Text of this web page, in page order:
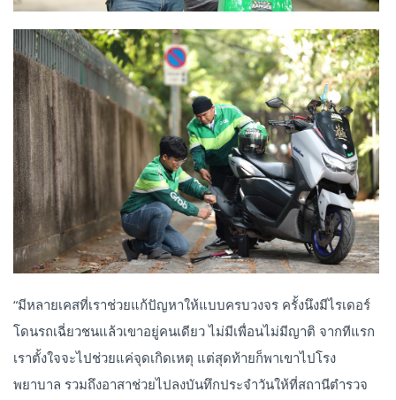
“มีหลายเคสที่เราช่วยแก้ปัญหาให้แบบครบวงจร ครั้งนึงมีไรเดอร์
โดนรถเฉี่ยวชนแล้วเขาอยู่คนเดียว ไม่มีเพื่อนไม่มีญาติ จากทีแรก
เราตั้งใจจะไปช่วยแค่จุดเกิดเหตุ แต่สุดท้ายก็พาเขาไปโรง
พยาบาล รวมถึงอาสาช่วยไปลงบันทึกประจำวันให้ที่สถานีตำรวจ